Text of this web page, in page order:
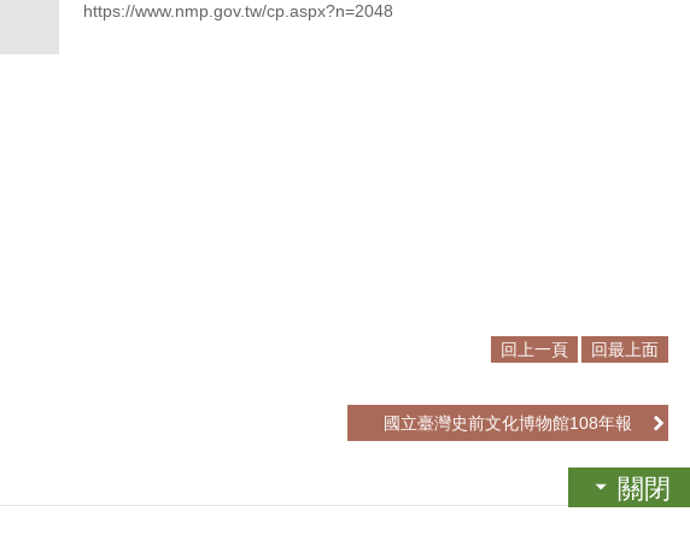
https://www.nmp.gov.tw/cp.aspx?n=2048
回上一頁 回最上面
國立臺灣史前文化博物館108年報
關閉